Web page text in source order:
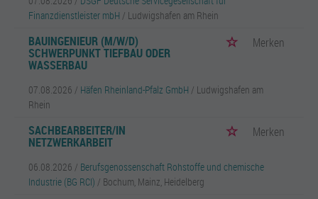
Finanzdienstleister mbH / Ludwigshafen am Rhein
BAUINGENIEUR (M/W/D)
SCHWERPUNKT TIEFBAU ODER
WASSERBAU
Merken
07.08.2026 / Häfen Rheinland-Pfalz GmbH / Ludwigshafen am
Rhein
SACHBEARBEITER/IN
NETZWERKARBEIT
Merken
06.08.2026 / Berufsgenossenschaft Rohstoffe und chemische
Industrie (BG RCI) / Bochum, Mainz, Heidelberg